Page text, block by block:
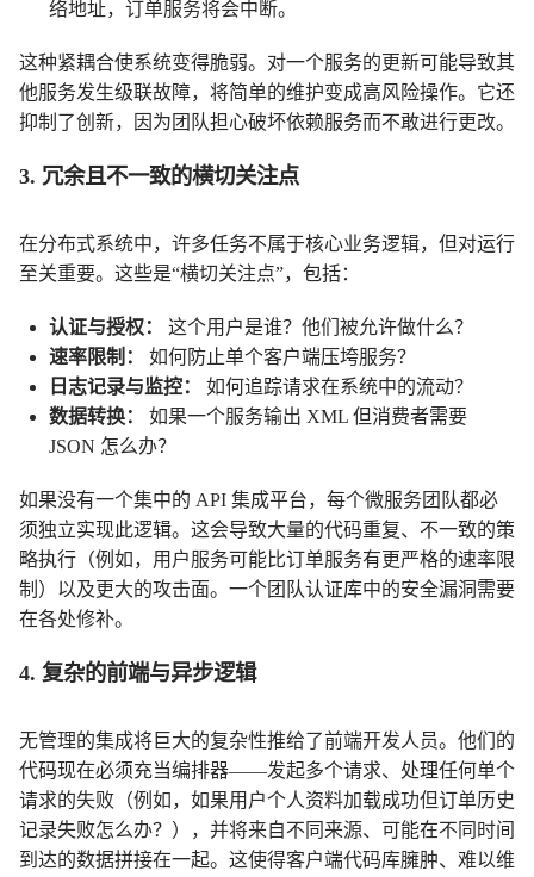
络地址， 订单服务将会中断。
这种紧耦合使系统变得脆弱。对一个服务的更新可能导致其
他服务发生级联故障，将简单的维护变成高风险操作。它还
抑制了创新，因为团队担心破坏依赖服务而不敢进行更改。
3. 冗余且不一致的横切关注点
在分布式系统中，许多任务不属于核心业务逻辑，但对运行
至关重要。这些是“横切关注点”，包括：
认证与授权：
这个用户是谁？他们被允许做什么？
速率限制：
如何防止单个客户端压垮服务？
日志记录与监控：
如何追踪请求在系统中的流动？
数据转换：
如果一个服务输出 XML 但消费者需要
JSON 怎么办？
如果没有一个集中的 API 集成平台，每个微服务团队都必
须独立实现此逻辑。这会导致大量的代码重复、不一致的策
略执行（例如， 用户服务可能比订单服务有更严格的速率限
制）以及更大的攻击面。一个团队认证库中的安全漏洞需要
在各处修补。
4. 复杂的前端与异步逻辑
无管理的集成将巨大的复杂性推给了前端开发人员。他们的
代码现在必须充当编排器——发起多个请求、处理任何单个
请求的失败（例如，如果用户个人资料加载成功但订单历史
记录失败怎么办？），并将来自不同来源、可能在不同时间
到达的数据拼接在一起。这使得客户端代码库臃肿、难以维